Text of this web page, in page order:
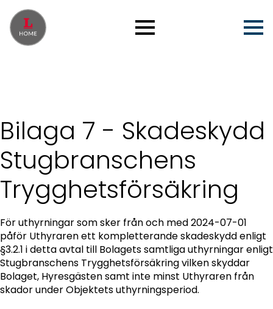
Bilaga 7 - Skadeskydd
Stugbranschens
Trygghetsförsäkring
För uthyrningar som sker från och med 2024-07-01
påför Uthyraren ett kompletterande skadeskydd enligt
§3.2.1 i detta avtal till Bolagets samtliga uthyrningar enligt
Stugbranschens Trygghetsförsäkring vilken skyddar
Bolaget, Hyresgästen samt inte minst Uthyraren från
skador under Objektets uthyrningsperiod.